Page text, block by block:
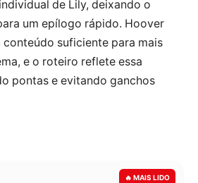
de Lily, deixando o
um epílogo rápido. Hoover
conteúdo suficiente para mais
e o roteiro reflete essa
pontas e evitando ganchos